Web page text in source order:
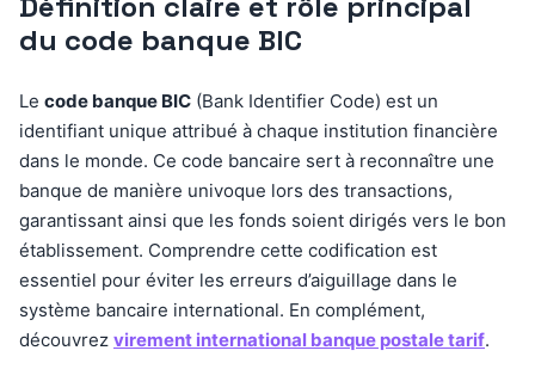
du code banque BIC
Le code banque BIC (Bank Identifier Code) est un
identifiant unique attribué à chaque institution financière
dans le monde. Ce code bancaire sert à reconnaître une
banque de manière univoque lors des transactions,
garantissant ainsi que les fonds soient dirigés vers le bon
établissement. Comprendre cette codification est
essentiel pour éviter les erreurs d’aiguillage dans le
système bancaire international. En complément,
découvrez virement international banque postale tarif.